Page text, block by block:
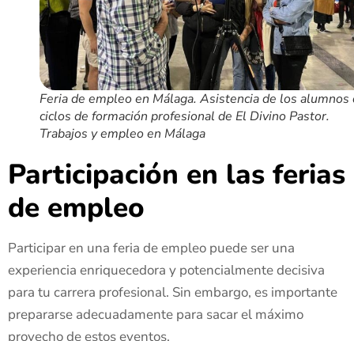
Feria de empleo en Málaga. Asistencia de los alumnos
ciclos de formación profesional de El Divino Pastor.
Trabajos y empleo en Málaga
Participación en las ferias
de empleo
Participar en una feria de empleo puede ser una
experiencia enriquecedora y potencialmente decisiva
para tu carrera profesional. Sin embargo, es importante
prepararse adecuadamente para sacar el máximo
provecho de estos eventos.